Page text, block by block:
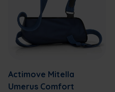
Actimove Mitella
Umerus Comfort